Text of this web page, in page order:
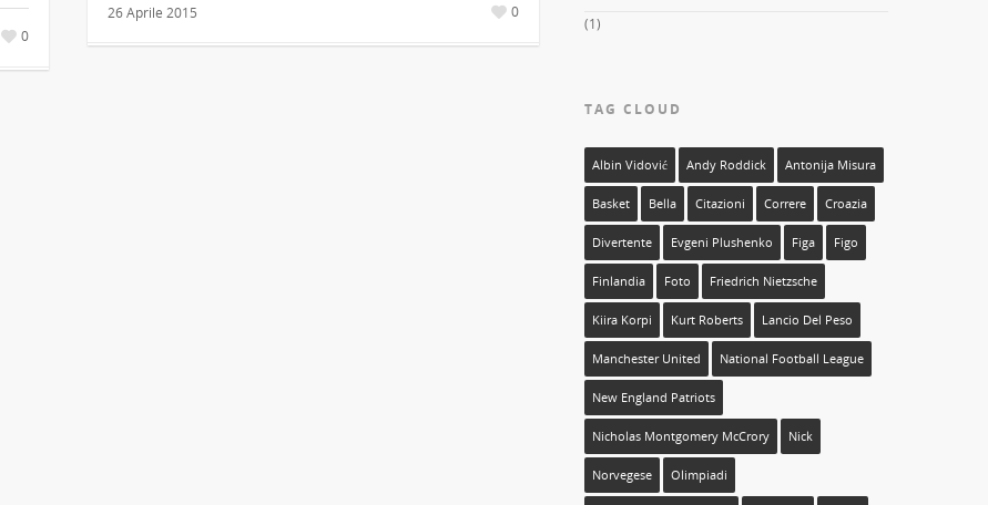
0
26 Aprile 2015 0
(1)
TAG CLOUD
Albin Vidović Andy Roddick Antonija Misura
Basket Bella Citazioni Correre Croazia
Divertente Evgeni Plushenko Figa Figo
Finlandia Foto Friedrich Nietzsche
Kiira Korpi Kurt Roberts Lancio Del Peso
Manchester United National Football League
New England Patriots
Nicholas Montgomery McCrory Nick
Norvegese Olimpiadi